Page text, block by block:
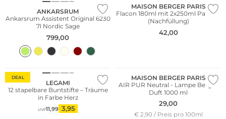
ANKARSRUM
Ankarsrum Assistent Original 6230
7l Nordic Sage
799,00
MAISON BERGER PARIS
Flacon 180ml mit 2x250ml Parfum
(Nachfüllung)
42,00
DEAL
LEGAMI
12 stapelbare Buntstifte – Träume
in Farbe Herz
UVP11,99 3,95
MAISON BERGER PARIS
AIR PUR Neutral - Lampe Berger
Duft 1000 ml
29,00
€ 2,90 / Preis pro 100ml